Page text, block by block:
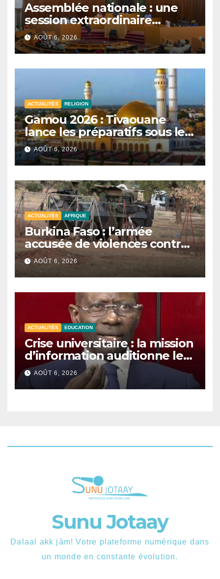
Assemblée nationale : une
session extraordinaire
convoquée le 10 août avec
plusieurs commissions
d’enquête à l’ordre du jour.
AOÛT 6, 2026
ACTUALITÉS RELIGION
Gamou 2026 : Tivaouane
lance les préparatifs sous le
signe de l’unité et du Tawhid.
AOÛT 6, 2026
ACTUALITÉS AFRIQUE
Burkina Faso : l’armée
accusée de violences contre
des civils après une attaque
jihadiste.
AOÛT 6, 2026
ACTUALITÉS EDUCATION
Crise universitaire : la mission
d’information auditionne le
ministre Boubacar Camara.
AOÛT 6, 2026
Sunu Jotaay
Dalaal akk jàm! Votre plateforme numérique dans
un monde en constante évolution.